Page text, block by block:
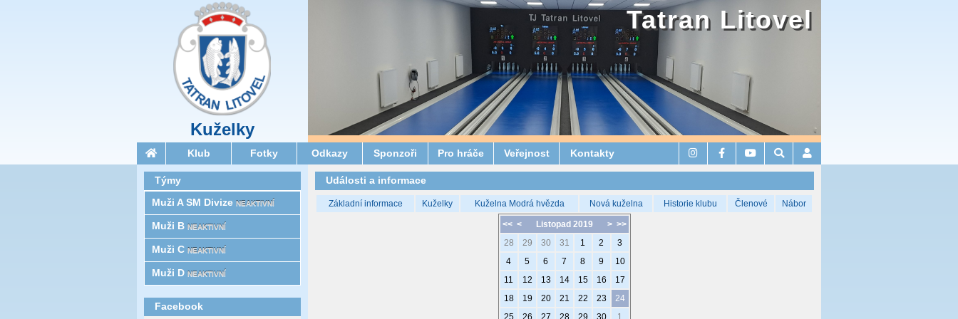
Kuželky
Tatran Litovel
Klub Fotky Odkazy Sponzoři Pro hráče Veřejnost Kontakty
Události a informace
Základní informace Kuželky Kuželna Modrá hvězda Nová kuželna Historie klubu Členové Nábor
<< < > >>
Listopad 2019
28
29 30 31 1 2
3
4
5 6 7 8 9
10
11
12 13 14 15 16
17
18
19 20 21 22 23
24
25
26 27 28 29 30
1
Týmy
Muži A SM Divize NEAKTIVNÍ
Muži B NEAKTIVNÍ
Muži C NEAKTIVNÍ
Muži D NEAKTIVNÍ
Facebook